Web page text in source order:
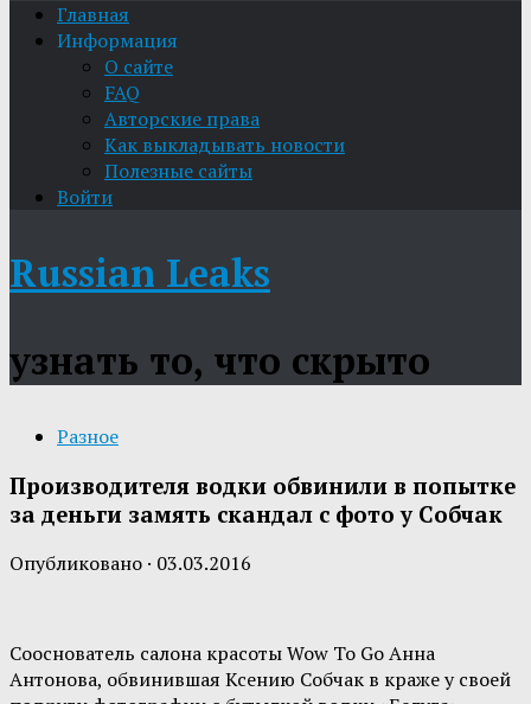
Главная
Информация
О сайте
FAQ
Авторские права
Как выкладывать новости
Полезные сайты
Войти
Russian Leaks
узнать то, что скрыто
Разное
Производителя водки обвинили в попытке
за деньги замять скандал с фото у Собчак
Опубликовано · 03.03.2016
Сооснователь салона красоты Wow To Go Анна
Антонова, обвинившая Ксению Собчак в краже у своей